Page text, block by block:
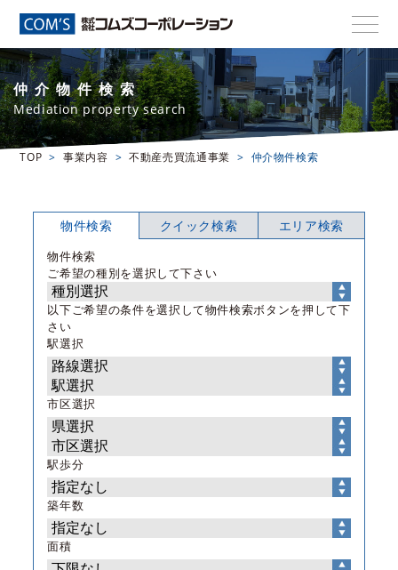
仲介物件検索
Mediation property search
TOP 事業内容 不動産売買流通事業 仲介物件検索
物件検索
物件検索
ご希望の種別を選択して下さい
以下ご希望の条件を選択して物件検索ボタンを押して下
さい
駅選択
市区選択
駅歩分
築年数
面積
クイック検索 エリア検索